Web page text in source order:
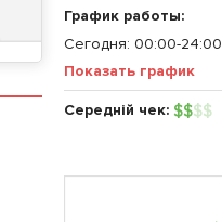
График работы:
Сегодня: 00:00-24:00
Показать график
Середній чек: $$$$